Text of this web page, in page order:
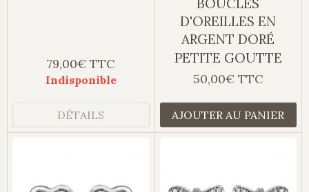
79,00€ TTC
Indisponible
DÉTAILS
BOUCLES
D'OREILLES EN
ARGENT DORÉ
PETITE GOUTTE
50,00€ TTC
AJOUTER AU PANIER